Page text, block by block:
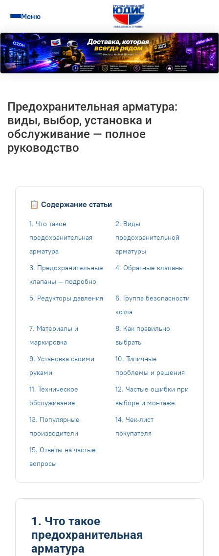
Меню
Предохранительная арматура:
виды, выбор, установка и
обслуживание — полное
руководство
📋 Содержание статьи
1. Что такое
предохранительная
арматура
2. Виды
предохранительной
арматуры
3. Предохранительные
клапаны — подробно
4. Обратные клапаны
5. Редукторы давления
6. Группа безопасности
котла
7. Материалы и
маркировка
8. Как правильно
выбрать
9. Установка своими
руками
10. Типичные
проблемы и решения
11. Техническое
обслуживание
12. Частые ошибки при
выборе и монтаже
13. Популярные
производители
14. Чек-лист
покупателя
15. Ответы на частые
вопросы
1. Что такое
предохранительная
арматура